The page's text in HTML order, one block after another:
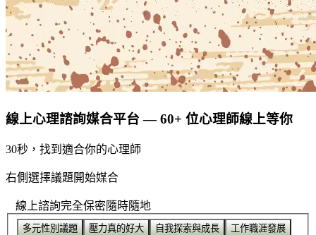
線上心理諮詢媒合平台 — 60+ 位心理師線上等你
30秒，找到適合你的心理師
右側選擇議題開始媒合
線上諮詢完全保密隨時隨地
多元性別議題 壓力真的好大 自我探索與成長
工作職涯發展